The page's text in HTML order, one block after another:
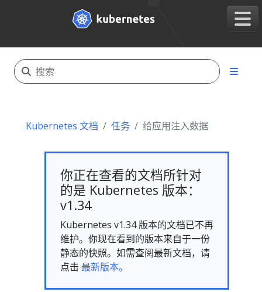
Kubernetes 文档 任务 给应用注入数据
你正在查看的文档所针对
的是 Kubernetes 版本：
v1.34
Kubernetes v1.34 版本的文档已不再
维护。你现在看到的版本来自于一份
静态的快照。如需查阅最新文档，请
点击 最新版本。